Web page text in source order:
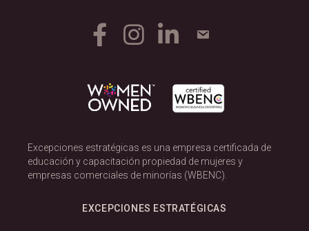
Excepciones estratégicas es una empresa certificada de
educación y capacitación propiedad de mujeres y
empresas comerciales de minorías (WBENC).
EXCEPCIONES ESTRATÉGICAS